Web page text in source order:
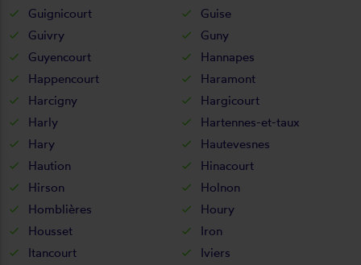
Guignicourt
Guise
Guivry
Guny
Guyencourt
Hannapes
Happencourt
Haramont
Harcigny
Hargicourt
Harly
Hartennes-et-taux
Hary
Hautevesnes
Haution
Hinacourt
Hirson
Holnon
Homblières
Houry
Housset
Iron
Itancourt
Iviers